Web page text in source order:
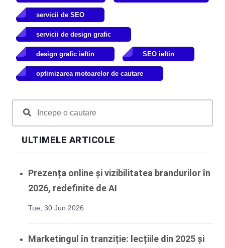
servicii de SEO
servicii de design grafic
design grafic ieftin SEO ieftin
optimizarea motoarelor de cautare
ULTIMELE ARTICOLE
Prezența online și vizibilitatea brandurilor în
2026, redefinite de AI
Tue, 30 Jun 2026
Marketingul în tranziție: lecțiile din 2025 și